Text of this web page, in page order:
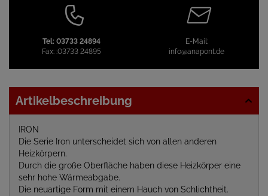
Tel: 03733 24894
Fax: :03733 24895
E-Mail:
info@anapont.de
Artikelbeschreibung
IRON
Die Serie Iron unterscheidet sich von allen anderen
Heizkörpern.
Durch die große Oberfläche haben diese Heizkörper eine
sehr hohe Wärmeabgabe.
Die neuartige Form mit einem Hauch von Schlichtheit.